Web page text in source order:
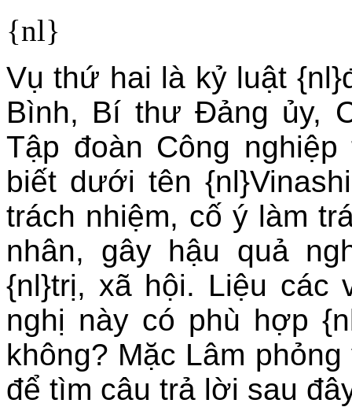
{nl}
Vụ thứ hai là kỷ luật
Bình, Bí thư Ðảng ủy,
Tập đoàn Công
biết dưới tên
trách nhiệm, cố ý làm
nhân, gây hậu quả
{nl}trị, xã hội. Liệu các
nghị này có phù hợp
không? Mặc Lâm
để tìm câu trả lời sau